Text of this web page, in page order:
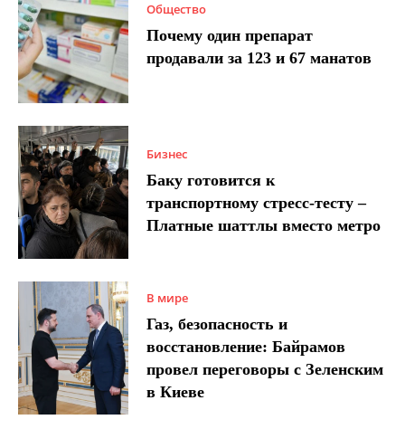
Общество
Почему один препарат
продавали за 123 и 67 манатов
Бизнес
Баку готовится к
транспортному стресс-тесту –
Платные шаттлы вместо метро
В мире
Газ, безопасность и
восстановление: Байрамов
провел переговоры с Зеленским
в Киеве